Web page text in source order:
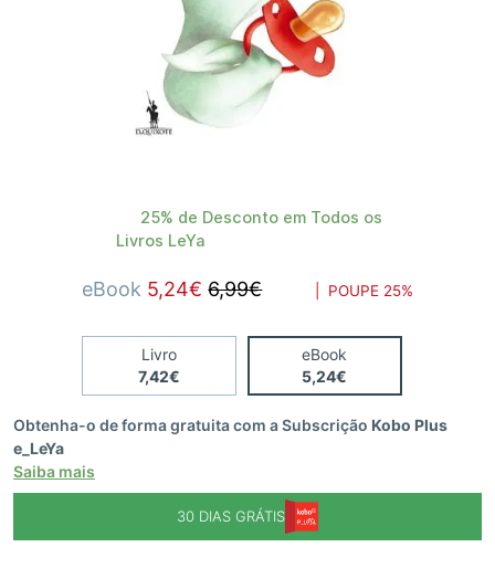
25% de Desconto em Todos os
Livros LeYa
eBook 5,24€ 6,99€ | POUPE 25%
Livro
7,42€
eBook
5,24€
Obtenha-o de forma gratuita com a Subscrição Kobo Plus
e_LeYa
Saiba mais
30 DIAS GRÁTIS